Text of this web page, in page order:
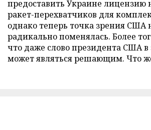
предоставить Украине лицензию
ракет-перехватчиков для
однако теперь точка зрения США
радикально поменялась. Более
что даже слово президента США в
может являться решающим. Что